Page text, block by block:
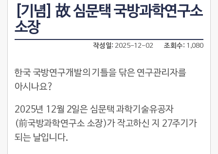
[기념] 故 심문택 국방과학연구소
소장
작성일 2025-12-02 조회수 1,080
한국 국방연구개발의 기틀을 닦은 연구관리자를
아시나요?
2025년 12월 2일은 심문택 과학기술유공자
(前국방과학연구소 소장)가 작고하신 지 27주기가
되는 날입니다.